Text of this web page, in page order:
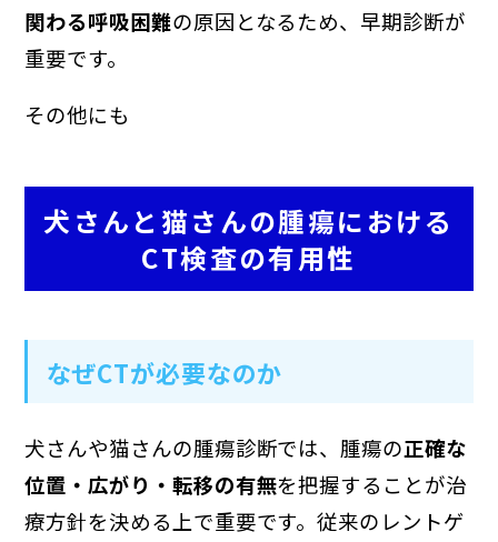
関わる呼吸困難の原因となるため、早期診断が
重要です。
その他にも
犬さんと猫さんの腫瘍における
CT検査の有用性
なぜCTが必要なのか
犬さんや猫さんの腫瘍診断では、腫瘍の正確な
位置・広がり・転移の有無を把握することが治
療方針を決める上で重要です。従来のレントゲ